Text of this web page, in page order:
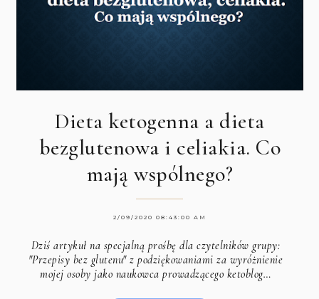
Dieta ketogenna a dieta
bezglutenowa i celiakia. Co
mają wspólnego?
2/09/2020 08:43:00 AM
Dziś artykuł na specjalną prośbę dla czytelników grupy:
"Przepisy bez glutenu" z podziękowaniami za wyróżnienie
mojej osoby jako naukowca prowadzącego ketoblog…